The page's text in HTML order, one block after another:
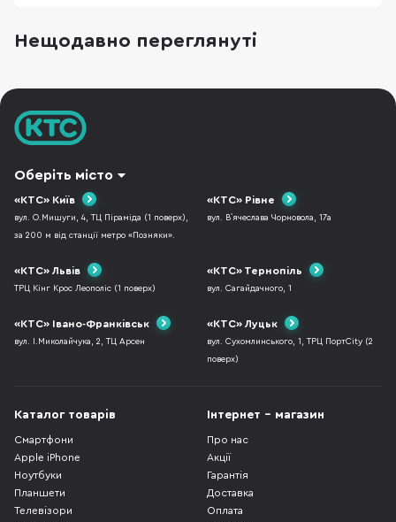
Нещодавно переглянуті
Оберіть місто
«КТС» Київ
вул. О.Мишуги, 4, ТЦ Піраміда (1 поверх),
за 200 м від станції метро «Позняки».
«КТС» Рівне
вул. В`ячеслава Чорновола, 17а
«КТС» Львів
ТРЦ Кінг Крос Леополіс (1 поверх)
«КТС» Тернопіль
вул. Сагайдачного, 1
«КТС» Івано-Франківськ
вул. І.Миколайчука, 2, ТЦ Арсен
«КТС» Луцьк
вул. Сухомлинського, 1, ТРЦ ПортCity (2
поверх)
Каталог товарів
Смартфони
Apple iPhone
Ноутбуки
Планшети
Телевізори
Інтернет - магазин
Про нас
Акції
Гарантія
Доставка
Оплата